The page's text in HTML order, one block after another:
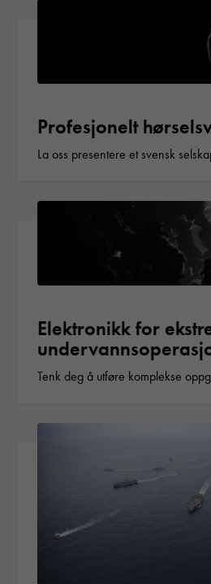
Profesjonelt
La oss presentere et svensk
Elektronikk for
Tenk deg å utføre komplekse